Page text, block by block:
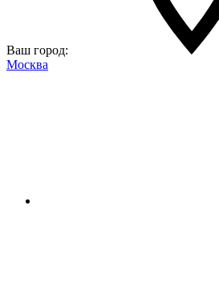
Ваш город:
Москва